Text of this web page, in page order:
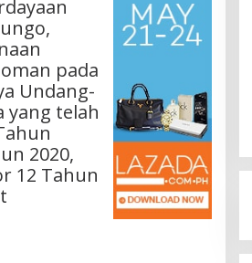
pada
Undang-
yang telah
2020,
12 Tahun
Kepala Sekolah SD dan SMP di
Bungo Segera Diroling
ADVETORIAL, KRIMINAL, PENDIDIKAN,
Juni 4, 2026